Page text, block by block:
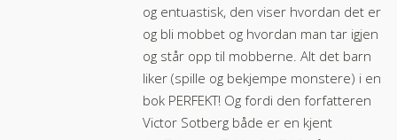
og entuastisk, den viser hvordan det er
og bli mobbet og hvordan man tar igjen
og står opp til mobberne. Alt det barn
liker (spille og bekjempe monstere) i en
bok PERFEKT! Og fordi den forfatteren
Victor Sotberg både er en kjent